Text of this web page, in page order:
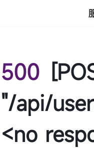
500
"/api/
<no